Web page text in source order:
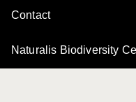
Contact
Naturalis Biodiversity